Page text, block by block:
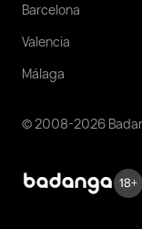
Barcelona
Valencia
Málaga
© 2008-2026